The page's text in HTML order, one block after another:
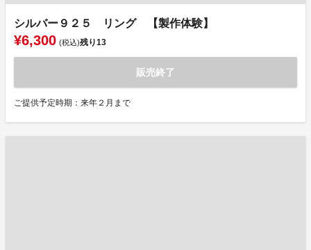
シルバー９２５ リング 【製作体験】
¥6,300 (税込)残り13
販売終了
ご提供予定時期：来年２月まで